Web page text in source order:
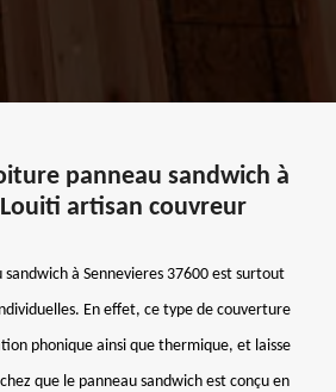
panneau sandwich à
artisan couvreur
à Sennevieres 37600 est surtout
En effet, ce type de couverture
phonique ainsi que thermique, et laisse
que le panneau sandwich est conçu en